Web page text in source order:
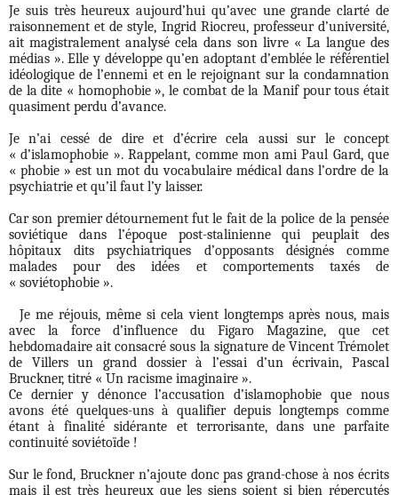
Je suis très heureux aujourd’hui qu’avec une grande clarté de
raisonnement et de style, Ingrid Riocreu, professeur d’université,
ait magistralement analysé cela dans son livre « La langue des
médias ». Elle y développe qu’en adoptant d’emblée le référentiel
idéologique de l’ennemi et en le rejoignant sur la condamnation
de la dite « homophobie », le combat de la Manif pour tous était
quasiment perdu d’avance.
Je n’ai cessé de dire et d’écrire cela aussi sur le concept
« d’islamophobie ». Rappelant, comme mon ami Paul Gard, que
« phobie » est un mot du vocabulaire médical dans l’ordre de la
psychiatrie et qu’il faut l’y laisser.
Car son premier détournement fut le fait de la police de la pensée
soviétique dans l’époque post-stalinienne qui peuplait des
hôpitaux dits psychiatriques d’opposants désignés comme
malades pour des idées et comportements taxés de
« soviétophobie ».
Je me réjouis, même si cela vient longtemps après nous, mais
avec la force d’influence du Figaro Magazine, que cet
hebdomadaire ait consacré sous la signature de Vincent Trémolet
de Villers un grand dossier à l’essai d’un écrivain, Pascal
Bruckner, titré « Un racisme imaginaire ».
Ce dernier y dénonce l’accusation d’islamophobie que nous
avons été quelques-uns à qualifier depuis longtemps comme
étant à finalité sidérante et terrorisante, dans une parfaite
continuité soviétoïde !
Sur le fond, Bruckner n’ajoute donc pas grand-chose à nos écrits
mais il est très heureux que les siens soient si bien répercutés